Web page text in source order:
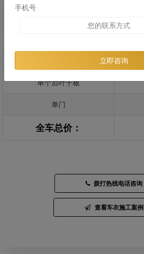
单个后叶子板
单门
全车总价：
拨打热线电话咨询
查看车衣施工案例
手机号
立即咨询